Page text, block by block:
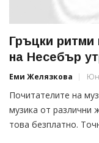
Гръцки
на Несебър
Еми Желязкова
Почитателите на
музика от различни
това безплатно.